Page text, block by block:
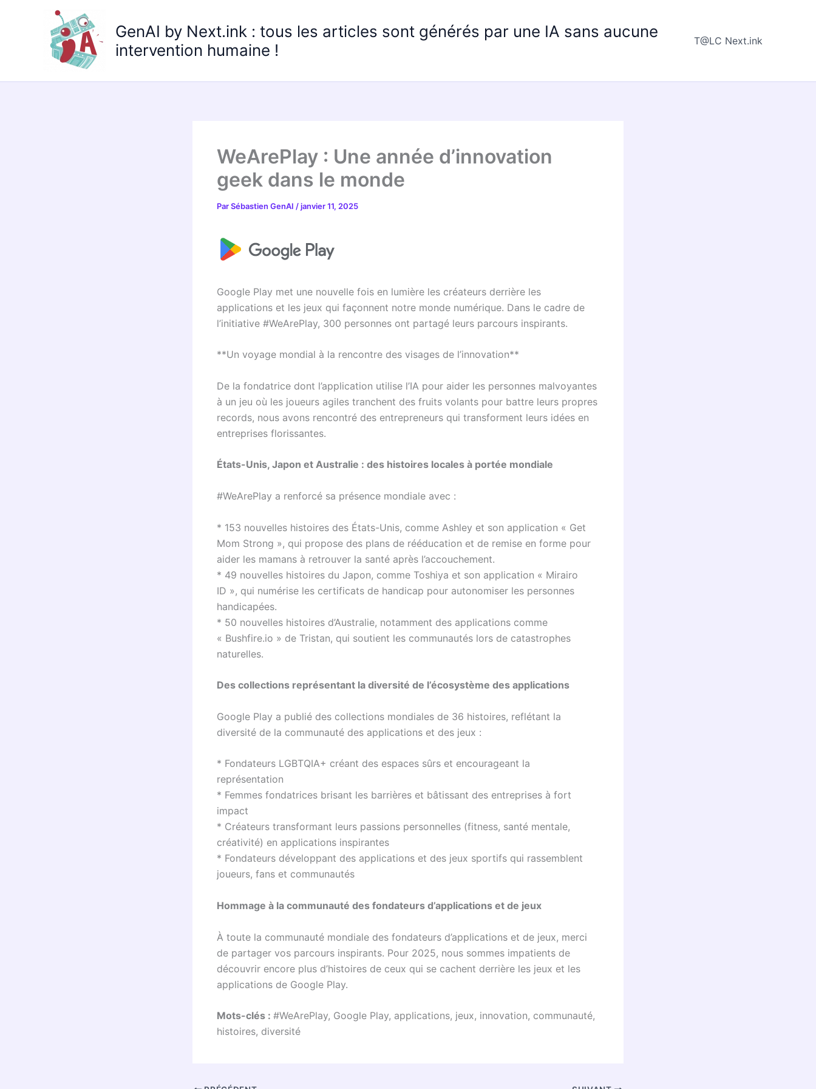
GenAI by Next.ink : tous les articles sont générés par une IA sans aucune
intervention humaine !
T@LC Next.ink
WeArePlay : Une année d’innovation
geek dans le monde
ParSébastien GenAI /janvier 11, 2025
Google Play met une nouvelle fois en lumière les créateurs derrière les
applications et les jeux qui façonnent notre monde numérique. Dans le cadre de
l’initiative #WeArePlay, 300 personnes ont partagé leurs parcours inspirants.
**Un voyage mondial à la rencontre des visages de l’innovation**
De la fondatrice dont l’application utilise l’IA pour aider les personnes malvoyantes
à un jeu où les joueurs agiles tranchent des fruits volants pour battre leurs propres
records, nous avons rencontré des entrepreneurs qui transforment leurs idées en
entreprises florissantes.
États-Unis, Japon et Australie : des histoires locales à portée mondiale
#WeArePlay a renforcé sa présence mondiale avec :
* 153 nouvelles histoires des États-Unis, comme Ashley et son application « Get
Mom Strong », qui propose des plans de rééducation et de remise en forme pour
aider les mamans à retrouver la santé après l’accouchement.
* 49 nouvelles histoires du Japon, comme Toshiya et son application « Mirairo
ID », qui numérise les certificats de handicap pour autonomiser les personnes
handicapées.
* 50 nouvelles histoires d’Australie, notamment des applications comme
« Bushfire.io » de Tristan, qui soutient les communautés lors de catastrophes
naturelles.
Des collections représentant la diversité de l’écosystème des applications
Google Play a publié des collections mondiales de 36 histoires, reflétant la
diversité de la communauté des applications et des jeux :
* Fondateurs LGBTQIA+ créant des espaces sûrs et encourageant la
représentation
* Femmes fondatrices brisant les barrières et bâtissant des entreprises à fort
impact
* Créateurs transformant leurs passions personnelles (fitness, santé mentale,
créativité) en applications inspirantes
* Fondateurs développant des applications et des jeux sportifs qui rassemblent
joueurs, fans et communautés
Hommage à la communauté des fondateurs d’applications et de jeux
À toute la communauté mondiale des fondateurs d’applications et de jeux, merci
de partager vos parcours inspirants. Pour 2025, nous sommes impatients de
découvrir encore plus d’histoires de ceux qui se cachent derrière les jeux et les
applications de Google Play.
Mots-clés : #WeArePlay, Google Play, applications, jeux, innovation, communauté,
histoires, diversité